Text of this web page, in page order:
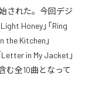
された。今回デジ
Honey」「Ring
the Kitchen」
Letter in My Jacket」
む全10曲となって